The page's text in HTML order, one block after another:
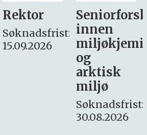
Seniorforsker
innen
miljøkjemi
søker
– fast
Søknadsfrist:
16. august.